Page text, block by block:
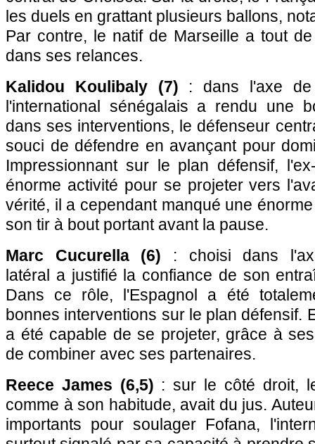
les duels en grattant plusieurs ballons,
Par contre, le natif de Marseille a tout
dans ses relances.
Kalidou Koulibaly (7) : dans l'axe
l'international sénégalais a rendu une
dans ses interventions, le défenseur
souci de défendre en avançant pour
Impressionnant sur le plan défensif,
énorme activité pour se projeter vers
vérité, il a cependant manqué une
son tir à bout portant avant la pause.
Marc Cucurella (6) : choisi dans
latéral a justifié la confiance de son
Dans ce rôle, l'Espagnol a été
bonnes interventions sur le plan défensif.
a été capable de se projeter, grâce à
de combiner avec ses partenaires.
Reece James (6,5) : sur le côté droit,
comme à son habitude, avait du jus.
importants pour soulager Fofana,